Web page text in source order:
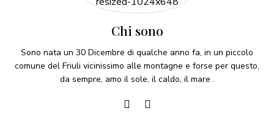
Chi sono
Sono nata un 30 Dicembre di qualche anno fa, in un piccolo
comune del Friuli vicinissimo alle montagne e forse per questo,
da sempre, amo il sole, il caldo, il mare .